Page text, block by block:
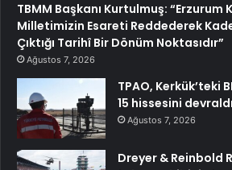
TBMM Başkanı Kurtulmuş: “Erzurum
Milletimizin Esareti Reddederek
Çıktığı Tarihî Bir Dönüm Noktasıdır”
Ağustos 7, 2026
TPAO, Kerkük’teki
15 hissesini devraldı
Ağustos 7, 2026
Dreyer & Reinbold